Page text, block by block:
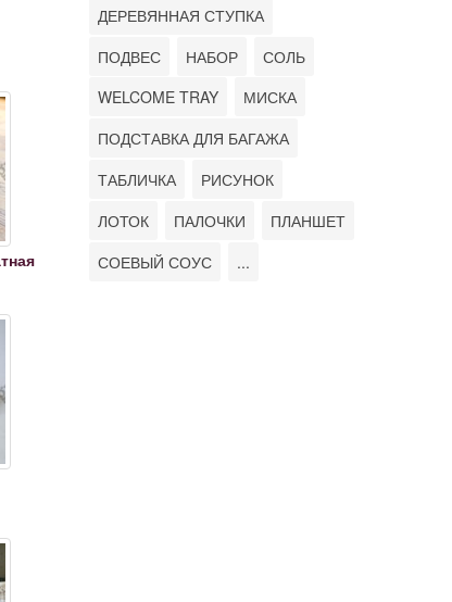
ДЕРЕВЯННАЯ СТУПКА
ПОДВЕС
НАБОР
СОЛЬ
WELCOME TRAY
МИСКА
ПОДСТАВКА ДЛЯ БАГАЖА
ТАБЛИЧКА
РИСУНОК
ЛОТОК
ПАЛОЧКИ
ПЛАНШЕТ
СОЕВЫЙ СОУС
...